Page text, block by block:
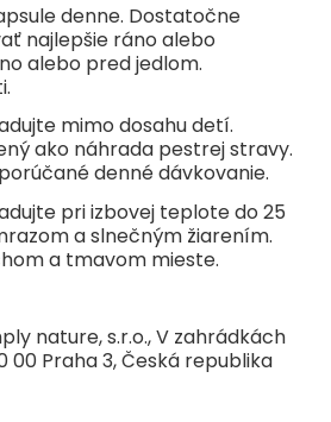
denne. Dostatočne
najlepšie ráno alebo
alebo pred jedlom.
mimo dosahu detí.
ako náhrada pestrej stravy.
denné dávkovanie.
pri izbovej teplote do 25
a slnečným žiarením.
a tmavom mieste.
nature, s.r.o., V zahrádkách
00 Praha 3, Česká republika